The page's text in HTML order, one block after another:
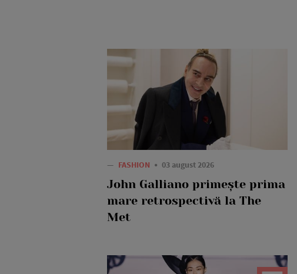
— FASHION 03 august 2026
John Galliano primește prima
mare retrospectivă la The
Met